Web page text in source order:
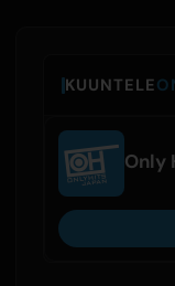
KUUNTELE
Only